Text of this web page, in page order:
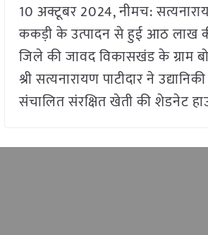
10 अक्टूबर 2024, नीमच:
ककड़ी के उत्पादन से हुई आठ लाख
जिले की जावद विकासखंड के ग्राम
श्री सत्यनारायण पाटीदार ने उद्यानिकी
संचालित संरक्षित खेती की शेडनेट